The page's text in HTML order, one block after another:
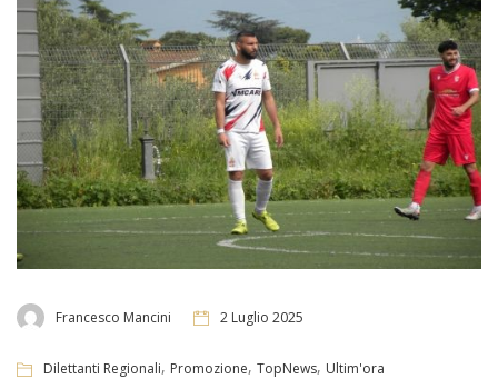
Francesco Mancini 2 Luglio 2025
Dilettanti Regionali, Promozione, TopNews, Ultim'ora